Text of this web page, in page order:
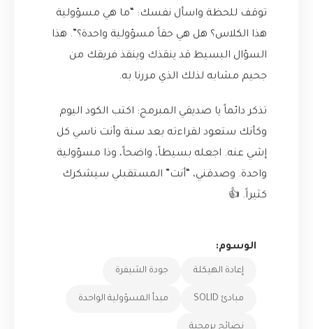
توقف للحظة واسأل نفسك: “ما هي مسؤولية
هذا الكلاس؟ هل هي حقاً مسؤولية واحدة؟”. هذا
السؤال البسيط قد ينقذك وينقذ فريقك من
جحيم مشابه لذلك الذي مررنا به.
تذكر دائماً يا صديقي المبرمج: اكتب الكود اليوم
وكأنك ستعود لقراءته بعد سنة وأنت ناسي كل
إشي عنه. اجعله بسيطاً، واضحاً، وذا مسؤولية
واحدة. وصدقني، “أنت” المستقبلي سيشكرك
كثيراً. 👍
الوسوم:
إعادة الهيكلة جودة الشيفرة
مبادئ SOLID مبدأ المسؤولية الواحدة